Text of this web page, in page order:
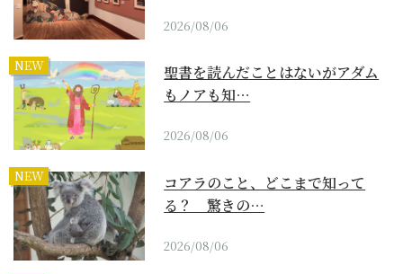
2026/08/06
NEW
聖書を読んだことはないがアダム
もノアも知…
2026/08/06
NEW
コアラのこと、どこまで知って
る？ 驚きの…
2026/08/06